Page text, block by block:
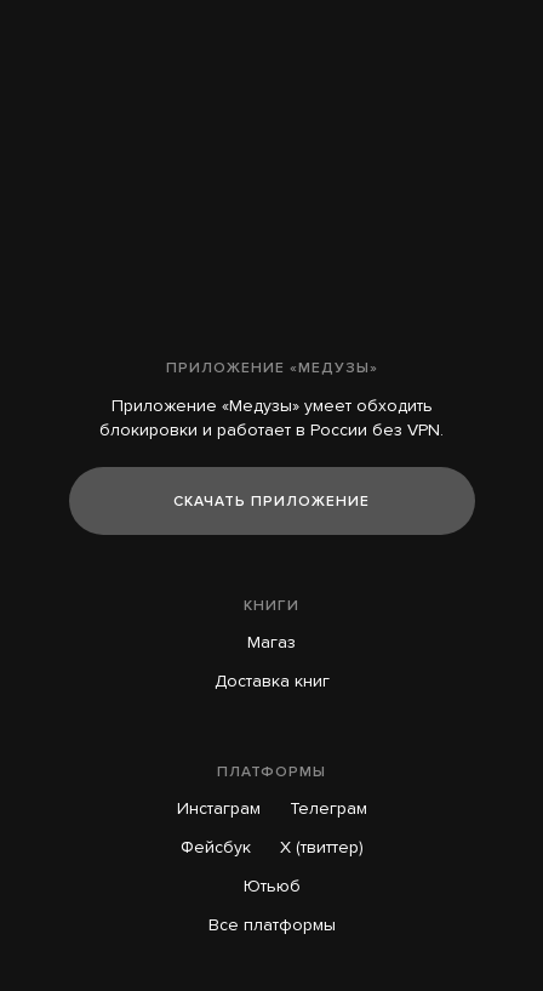
ПРИЛОЖЕНИЕ «МЕДУЗЫ»
Приложение «Медузы» умеет обходить
блокировки и работает в России без VPN.
СКАЧАТЬ ПРИЛОЖЕНИЕ
КНИГИ
Магаз
Доставка книг
ПЛАТФОРМЫ
Инстаграм
Телеграм
Фейсбук
X (твиттер)
Ютьюб
Все платформы